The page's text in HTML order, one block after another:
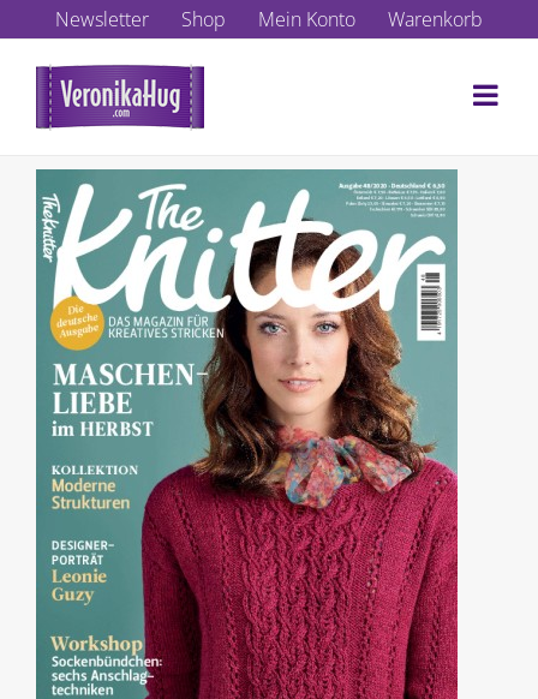
Inhalt
springen
Newsletter Shop Mein Konto Warenkorb